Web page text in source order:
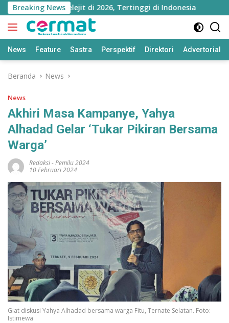
Langsung
ke
konten
Breaking News
Utara Melejit di 2026, Tertinggi di Indonesia
News Feature Sastra Perspektif Direktori Advertorial
Beranda News
News
Akhiri Masa Kampanye, Yahya
Alhadad Gelar ‘Tukar Pikiran Bersama
Warga’
Redaksi-Pemilu 2024
10 Februari 2024
Giat diskusi Yahya Alhadad bersama warga Fitu, Ternate Selatan. Foto:
Istimewa